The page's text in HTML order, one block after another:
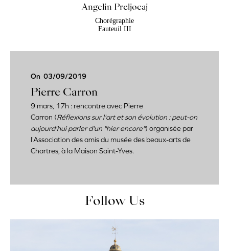
On 03/09/2019
Pierre Carron
9 mars, 17h : rencontre avec Pierre
Carron (Réflexions sur l'art et son évolution : peut-on
aujourd'hui parler d'un "hier encore") organisée par
l'Association des amis du musée des beaux-arts de
Chartres, à la Maison Saint-Yves.
Angelin Preljocaj
Chorégraphie
Fauteuil III
Follow Us